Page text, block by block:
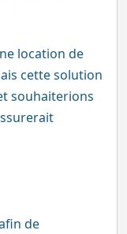
location de
cette solution
souhaiterions
de